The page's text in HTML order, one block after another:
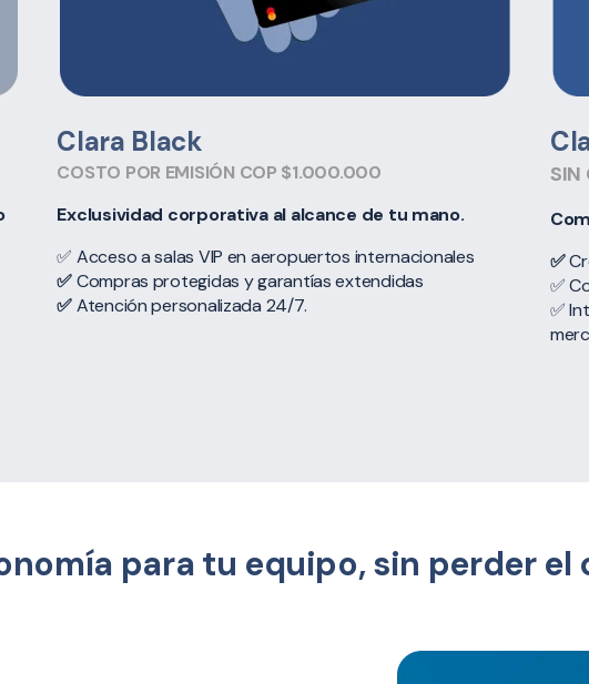
Clara Black
COSTO POR EMISIÓN COP $1.000.000
Exclusividad corporativa al alcance de tu mano.
✅ Acceso a salas VIP en aeropuertos internacionales
✅Compras protegidas y garantías extendidas
✅Atención personalizada 24/7.
SIN
✅
✅
✅
para tu equipo, sin perder el